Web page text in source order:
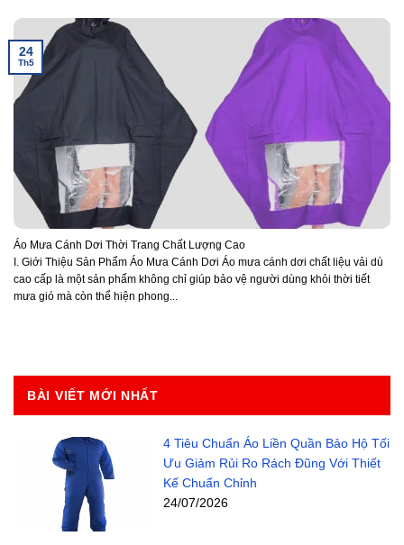
Áo Mưa Cánh Dơi Thời Trang Chất Lượng Cao
I. Giới Thiệu Sản Phẩm Áo Mưa Cánh Dơi Áo mưa cánh dơi chất liệu vải dù
cao cấp là một sản phẩm không chỉ giúp bảo vệ người dùng khỏi thời tiết
mưa gió mà còn thể hiện phong...
24
Th5
BÀI VIẾT MỚI NHẤT
4 Tiêu Chuẩn Áo Liền Quần Bảo Hộ Tối
Ưu Giảm Rủi Ro Rách Đũng Với Thiết
Kế Chuẩn Chỉnh
24/07/2026